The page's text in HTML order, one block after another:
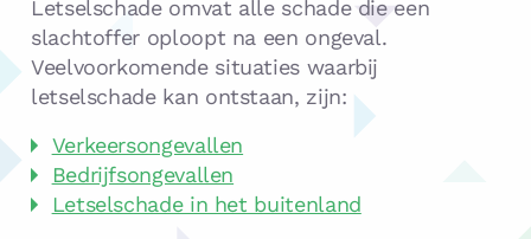
Letselschade omvat alle schade die een
slachtoffer oploopt na een ongeval.
Veelvoorkomende situaties waarbij
letselschade kan ontstaan, zijn:
Verkeersongevallen
Bedrijfsongevallen
Letselschade in het buitenland